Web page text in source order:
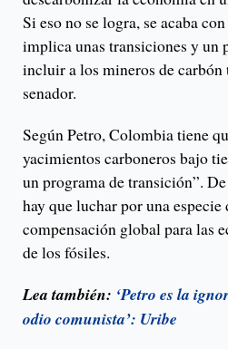
Si eso no se logra, se acaba
implica unas transiciones y un
incluir a los mineros de
senador.
Según Petro, Colombia tiene
yacimientos carboneros bajo
un programa de transición”.
hay que luchar por una especie
compensación global para las
de los fósiles.
Lea también: ‘Petro es la
odio comunista’: Uribe